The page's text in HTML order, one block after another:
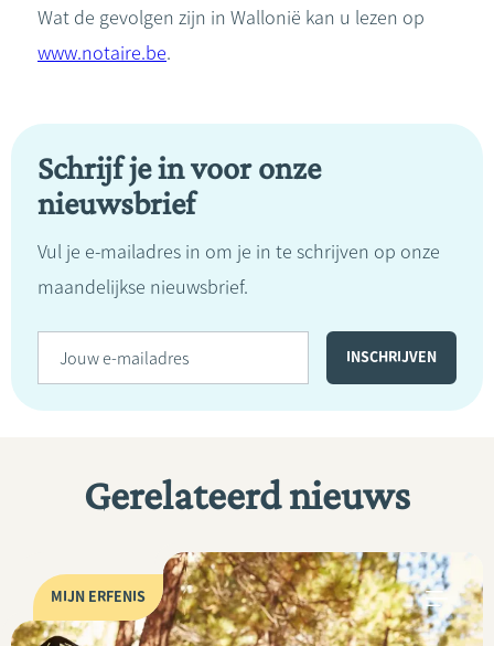
Wat de gevolgen zijn in Wallonië kan u lezen op
www.notaire.be.
Schrijf je in voor onze
nieuwsbrief
Vul je e-mailadres in om je in te schrijven op onze
maandelijkse nieuwsbrief.
Gerelateerd nieuws
MIJN ERFENIS